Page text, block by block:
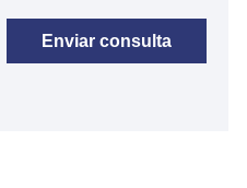
para aplicações de
um design de cabeça
com uma broca, o
Enviar consulta